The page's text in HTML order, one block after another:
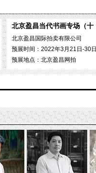
北京盈昌当代书画专场（十
北京盈昌国际拍卖有限公司
预展时间：2022年3月21日-30日
预展地点：北京盈昌网拍